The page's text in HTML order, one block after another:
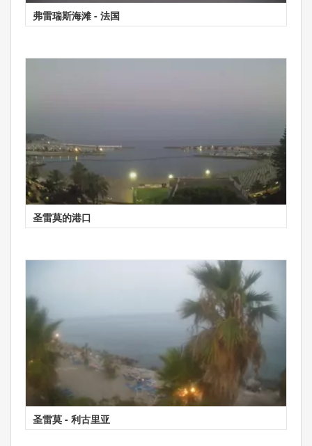
弗雷瑞斯海滩 - 法国
圣雷莫的港口
圣雷莫 - 利古里亚